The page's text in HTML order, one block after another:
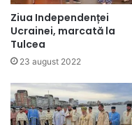
Ziua Independenței
Ucrainei, marcată la
Tulcea
23 august 2022